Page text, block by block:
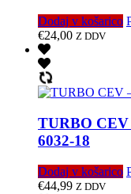
Dodaj v košarico
€24,00 Z DDV
TURBO
6032-18
Dodaj v košarico
€44,99 Z DDV